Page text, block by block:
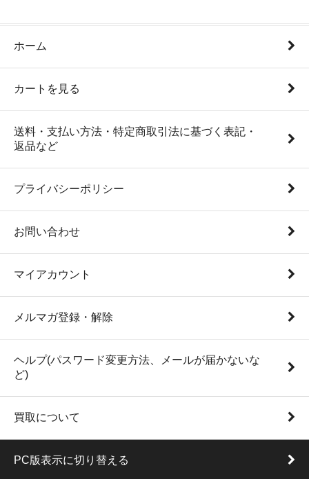
ホーム
カートを見る
送料・支払い方法・特定商取引法に基づく表記・
返品など
プライバシーポリシー
お問い合わせ
マイアカウント
メルマガ登録・解除
ヘルプ(パスワード変更方法、メールが届かないな
ど)
買取について
PC版表示に切り替える